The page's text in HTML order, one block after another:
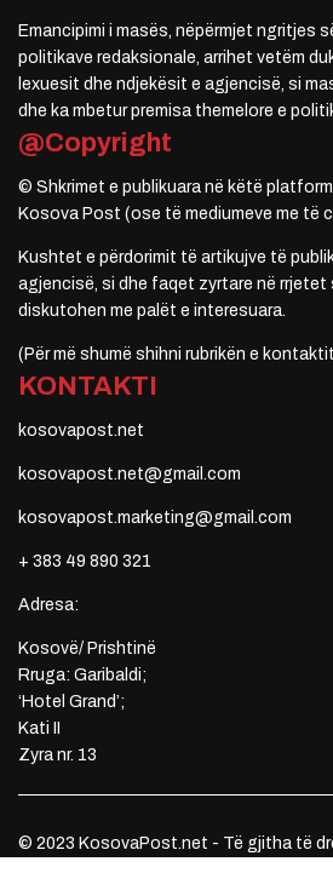
Emancipimi i masës, nëpërmjet ngritjes
politikave redaksionale, arrihet vetëm
lexuesit dhe ndjekësit e agjencisë, si
dhe ka mbetur premisa themelore e
@Copyright
© Shkrimet e publikuara në këtë
Kosova Post (ose të mediumeve me të
Kushtet e përdorimit të artikujve të
agjencisë, si dhe faqet zyrtare në rrjetet
diskutohen me palët e interesuara.
(Për më shumë shihni rubrikën e
KONTAKTI
kosovapost.net
kosovapost.net@gmail.com
kosovapost.marketing@gmail.com
+ 383 49 890 321
Adresa:
Kosovë/ Prishtinë
Rruga: Garibaldi;
‘Hotel Grand’;
Kati II
Zyra nr. 13
© 2023 KosovaPost.net - Të gjitha të